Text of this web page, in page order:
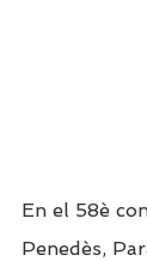
En el 58è
Penedès,